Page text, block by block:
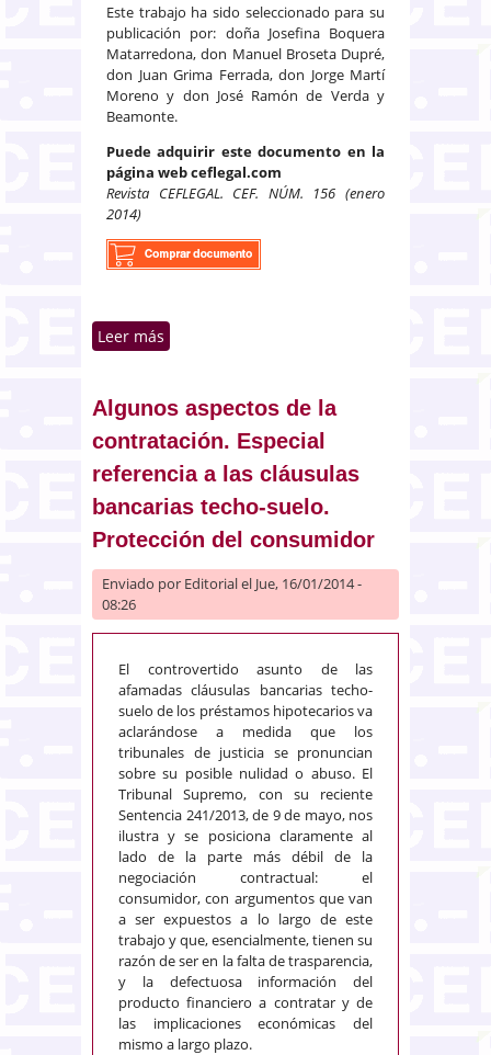
Este trabajo ha sido seleccionado para su
publicación por: doña Josefina Boquera
Matarredona, don Manuel Broseta Dupré,
don Juan Grima Ferrada, don Jorge Martí
Moreno y don José Ramón de Verda y
Beamonte.
Puede adquirir este documento en la
página web ceflegal.com
Revista CEFLEGAL. CEF. NÚM. 156 (enero
2014)
Leer más
perspectiva jurisprudencial ante
la inexistencia de una normativa
estatal que regule dicha
institución de derecho de familia
Algunos aspectos de la
contratación. Especial
referencia a las cláusulas
bancarias techo-suelo.
Protección del consumidor
Enviado por Editorialel Jue, 16/01/2014 -
08:26
El controvertido asunto de las
afamadas cláusulas bancarias techo-
suelo de los préstamos hipotecarios va
aclarándose a medida que los
tribunales de justicia se pronuncian
sobre su posible nulidad o abuso. El
Tribunal Supremo, con su reciente
Sentencia 241/2013, de 9 de mayo, nos
ilustra y se posiciona claramente al
lado de la parte más débil de la
negociación contractual: el
consumidor, con argumentos que van
a ser expuestos a lo largo de este
trabajo y que, esencialmente, tienen su
razón de ser en la falta de trasparencia,
y la defectuosa información del
producto financiero a contratar y de
las implicaciones económicas del
mismo a largo plazo.